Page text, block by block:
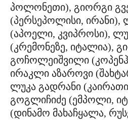
პოლონეთი), გიორგი
(პერსეპოლისი, ირანი),
(აპოელი, კვიპროსი),
(კრემონეზე, იტალია),
გოჩოლეიშვილი
ირაკლი აზაროვი
ლუკა გადრანი
გოგლიჩიძე (ემპოლი,
(დინამო მახაჩყალა,